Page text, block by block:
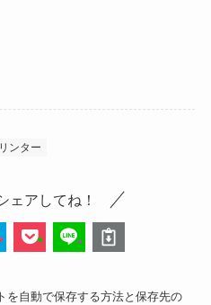
ンター
ェアしてね！
を自動で保存する方法と保存先の